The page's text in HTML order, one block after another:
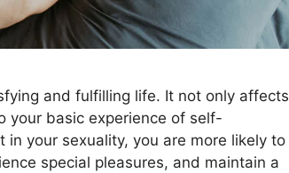
and fulfilling life. It not only affects
your basic experience of self-
your sexuality, you are more likely to
special pleasures, and maintain a